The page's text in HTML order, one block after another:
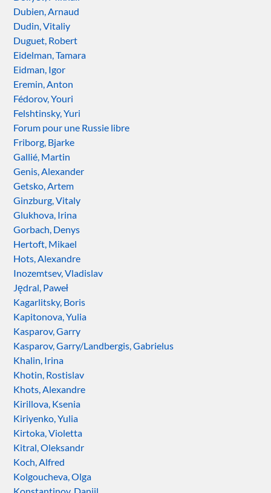
Dubien, Arnaud
Dudin, Vitaliy
Duguet, Robert
Eidelman, Tamara
Eidman, Igor
Eremin, Anton
Fédorov, Youri
Felshtinsky, Yuri
Forum pour une Russie libre
Friborg, Bjarke
Gallié, Martin
Genis, Alexander
Getsko, Artem
Ginzburg, Vitaly
Glukhova, Irina
Gorbach, Denys
Hertoft, Mikael
Hots, Alexandre
Inozemtsev, Vladislav
Jędral, Paweł
Kagarlitsky, Boris
Kapitonova, Yulia
Kasparov, Garry
Kasparov, Garry/Landbergis, Gabrielus
Khalin, Irina
Khotin, Rostislav
Khots, Alexandre
Kirillova, Ksenia
Kiriyenko, Yulia
Kirtoka, Violetta
Kitral, Oleksandr
Koch, Alfred
Kolgoucheva, Olga